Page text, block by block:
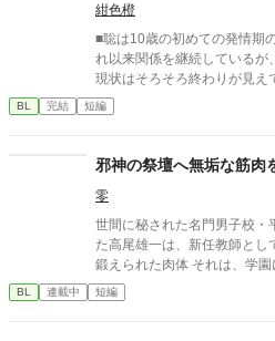
紺色橙
■聡は10歳の初めての発情期
れ以来関係を継続しているが
現状はそろそろ終わりが見え
定。■『それは愛か本能か』
し。
BL 完結 短編
邪神の祭壇へ無垢な筋肉
零
世間に秘された名門男子校・平坂学園体育
た高尾雄一は、新任教師として赴任する 高潔な
鍛えられた肉体 それは、学園にとって最高の生贄の候補に他なら
なかった 至高の筋肉を持つ、精神を削られ意志をなくした青年を
太古の神に捧げるため、“水”、
BL 連載中 短編